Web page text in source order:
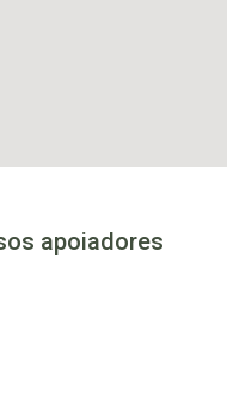
apoiadores